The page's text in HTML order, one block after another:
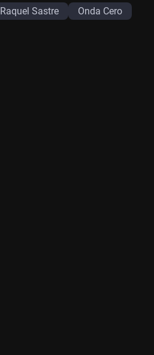
Raquel Sastre Onda Cero